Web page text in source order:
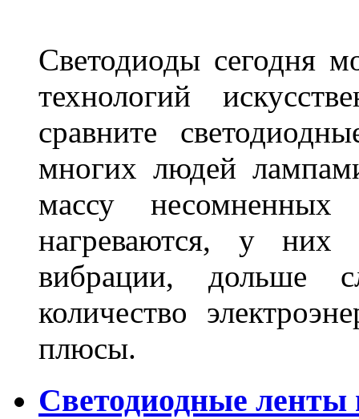
Светодиоды сегодня
технологий
сравните
многих людей
массу
нагреваются, у них
вибрации, дольше
количество
плюсы.
Светодиодные